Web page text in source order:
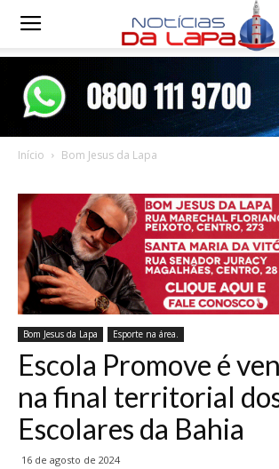
Notícias
Início Bom Jesus da Lapa
Bom Jesus da Lapa Esporte na área.
Escola Promove é
na final territorial
Escolares da Bahia
16 de agosto de 2024